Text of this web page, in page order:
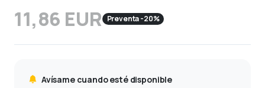
11,86 EUR Preventa -20%
Avísame cuando esté disponible